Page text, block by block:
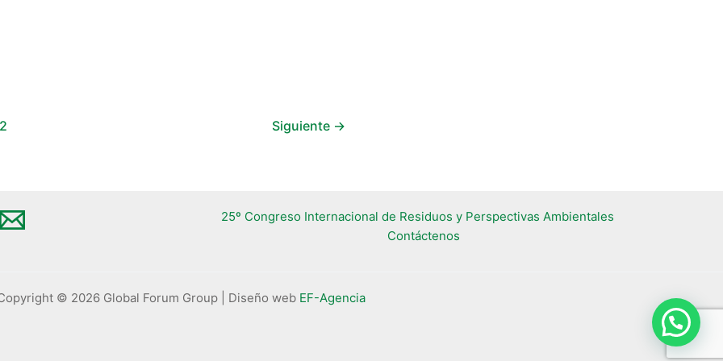
2 Siguiente →
25º Congreso Internacional de Residuos y Perspectivas Ambientales​
Contáctenos
© 2026 Global Forum Group | Diseño web EF-Agencia